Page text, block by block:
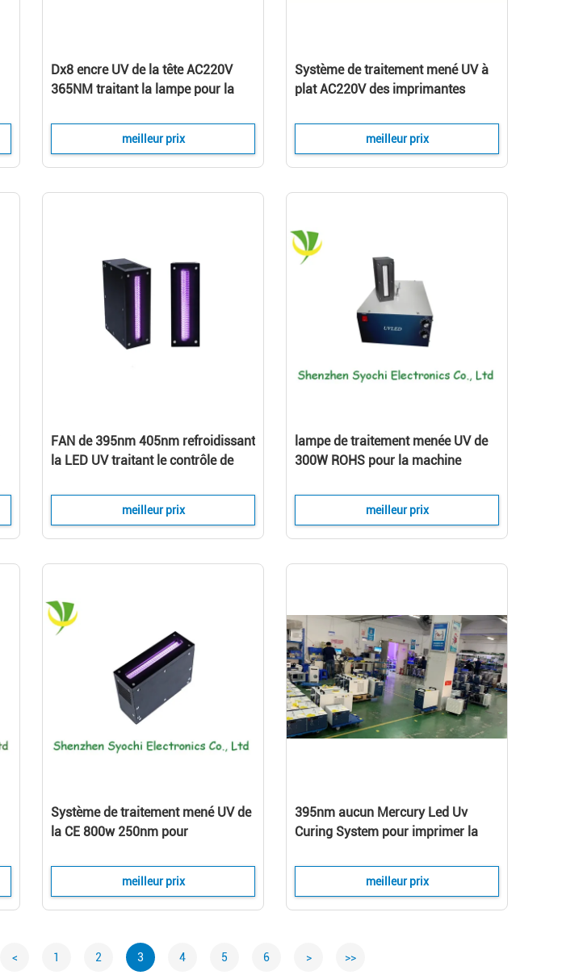
Dx8 encre UV de la tête AC220V
365NM traitant la lampe pour la
meilleur prix
Système de traitement mené UV à
plat AC220V des imprimantes
meilleur prix
FAN de 395nm 405nm refroidissant
la LED UV traitant le contrôle de
meilleur prix
lampe de traitement menée UV de
300W ROHS pour la machine
meilleur prix
Système de traitement mené UV de
la CE 800w 250nm pour
meilleur prix
395nm aucun Mercury Led Uv
Curing System pour imprimer la
meilleur prix
< 1 2 3 4 5 6 > >>